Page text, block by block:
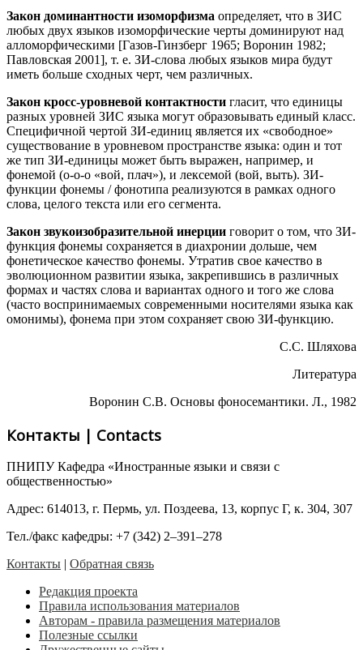
Закон доминантности изоморфизма определяет, что в ЗИС
любых двух языков изоморфические черты доминируют над
алломорфическими [Газов-Гинзберг 1965; Воронин 1982;
Павловская 2001], т. е. ЗИ-слова любых языков мира будут
иметь больше сходных черт, чем различных.
Закон кросс-уровневой контактности гласит, что единицы
разных уровней ЗИС языка могут образовывать единый класс.
Специфичной чертой ЗИ-единиц является их «свободное»
существование в уровневом пространстве языка: один и тот
же тип ЗИ-единицы может быть выражен, например, и
фонемой (о-о-о «вой, плач»), и лексемой (вой, выть). ЗИ-
функции фонемы / фонотипа реализуются в рамках одного
слова, целого текста или его сегмента.
Закон звукоизобразительной инерции говорит о том, что ЗИ-
функция фонемы сохраняется в диахронии дольше, чем
фонетическое качество фонемы. Утратив свое качество в
эволюционном развитии языка, закрепившись в различных
формах и частях слова и вариантах одного и того же слова
(часто воспринимаемых современными носителями языка как
омонимы), фонема при этом сохраняет свою ЗИ-функцию.
С.С. Шляхова
Литература
Воронин С.В. Основы фоносемантики. Л., 1982
Контакты | Contacts
ПНИПУ Кафедра «Иностранные языки и связи с
общественностью»
Адрес: 614013, г. Пермь, ул. Поздеева, 13, корпус Г, к. 304, 307
Тел./факс кафедры: +7 (342) 2–391–278
Контакты | Обратная связь
Редакция проекта
Правила использования материалов
Авторам - правила размещения материалов
Полезные ссылки